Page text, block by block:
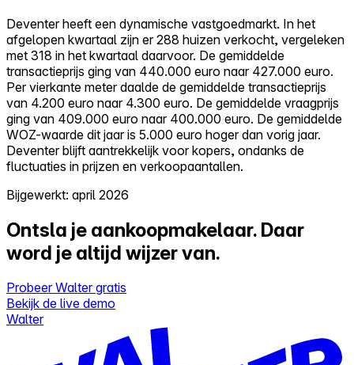
Deventer heeft een dynamische vastgoedmarkt. In het
afgelopen kwartaal zijn er 288 huizen verkocht, vergeleken
met 318 in het kwartaal daarvoor. De gemiddelde
transactieprijs ging van 440.000 euro naar 427.000 euro.
Per vierkante meter daalde de gemiddelde transactieprijs
van 4.200 euro naar 4.300 euro. De gemiddelde vraagprijs
ging van 409.000 euro naar 400.000 euro. De gemiddelde
WOZ-waarde dit jaar is 5.000 euro hoger dan vorig jaar.
Deventer blijft aantrekkelijk voor kopers, ondanks de
fluctuaties in prijzen en verkoopaantallen.
Bijgewerkt: april 2026
Ontsla je aankoopmakelaar. Daar
word je altijd wijzer van.
Probeer Walter gratis
Bekijk de live demo
Walter